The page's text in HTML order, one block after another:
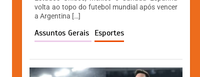
p
p
o
o
g k
volta ao topo do futebol mundial após vencer
a Argentina […]
Assuntos Gerais Esportes